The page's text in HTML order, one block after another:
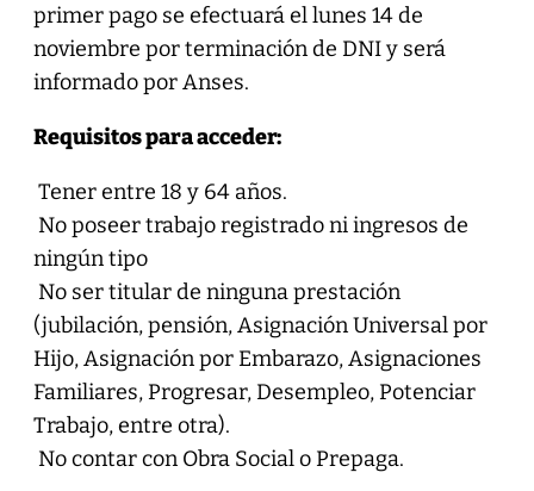
primer pago se efectuará el lunes 14 de
noviembre por terminación de DNI y será
informado por Anses.
Requisitos para acceder:
Tener entre 18 y 64 años.
No poseer trabajo registrado ni ingresos de
ningún tipo
No ser titular de ninguna prestación
(jubilación, pensión, Asignación Universal por
Hijo, Asignación por Embarazo, Asignaciones
Familiares, Progresar, Desempleo, Potenciar
Trabajo, entre otra).
No contar con Obra Social o Prepaga.